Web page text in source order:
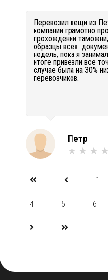
Перевозил вещи из
компании грамотно
прохождении
образцы всех
недель, пока я
итоге привезли все
случае была на 30%
перевозчиков.
Петр
1
4 5 6